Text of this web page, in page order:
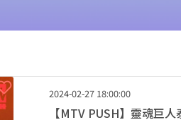
2024-02-27 18:00:00
【MTV PUSH】靈魂巨